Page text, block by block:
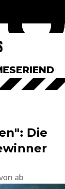
SERIEN
Die
ab